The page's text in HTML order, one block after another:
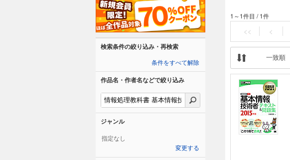
1～1件目 /1件
<< <
一致順
検索条件の絞り込み・再検索
条件をすべて解除
作品名・作者名などで絞り込み
ジャンル
指定なし
変更する